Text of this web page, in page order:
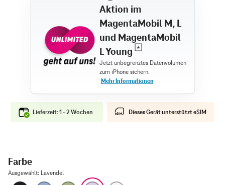
Aktion im
MagentaMobil M, L
und MagentaMobil
L Young
Lieferzeit: 1 - 2 Wochen Dieses Gerät unterstützt eSIM
Farbe
Ausgewählt: Lavendel
Schwarz NebelblauSalbei Lavendel